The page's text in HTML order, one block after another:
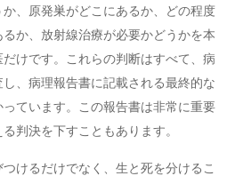
、原発巣がどこにあるか、どの程度
か、放射線治療が必要かどうかを本
けです。これらの判断はすべて、病
、病理報告書に記載される最終的な
ています。この報告書は非常に重要
判決を下すこともあります。
けるだけでなく、生と死を分けるこ